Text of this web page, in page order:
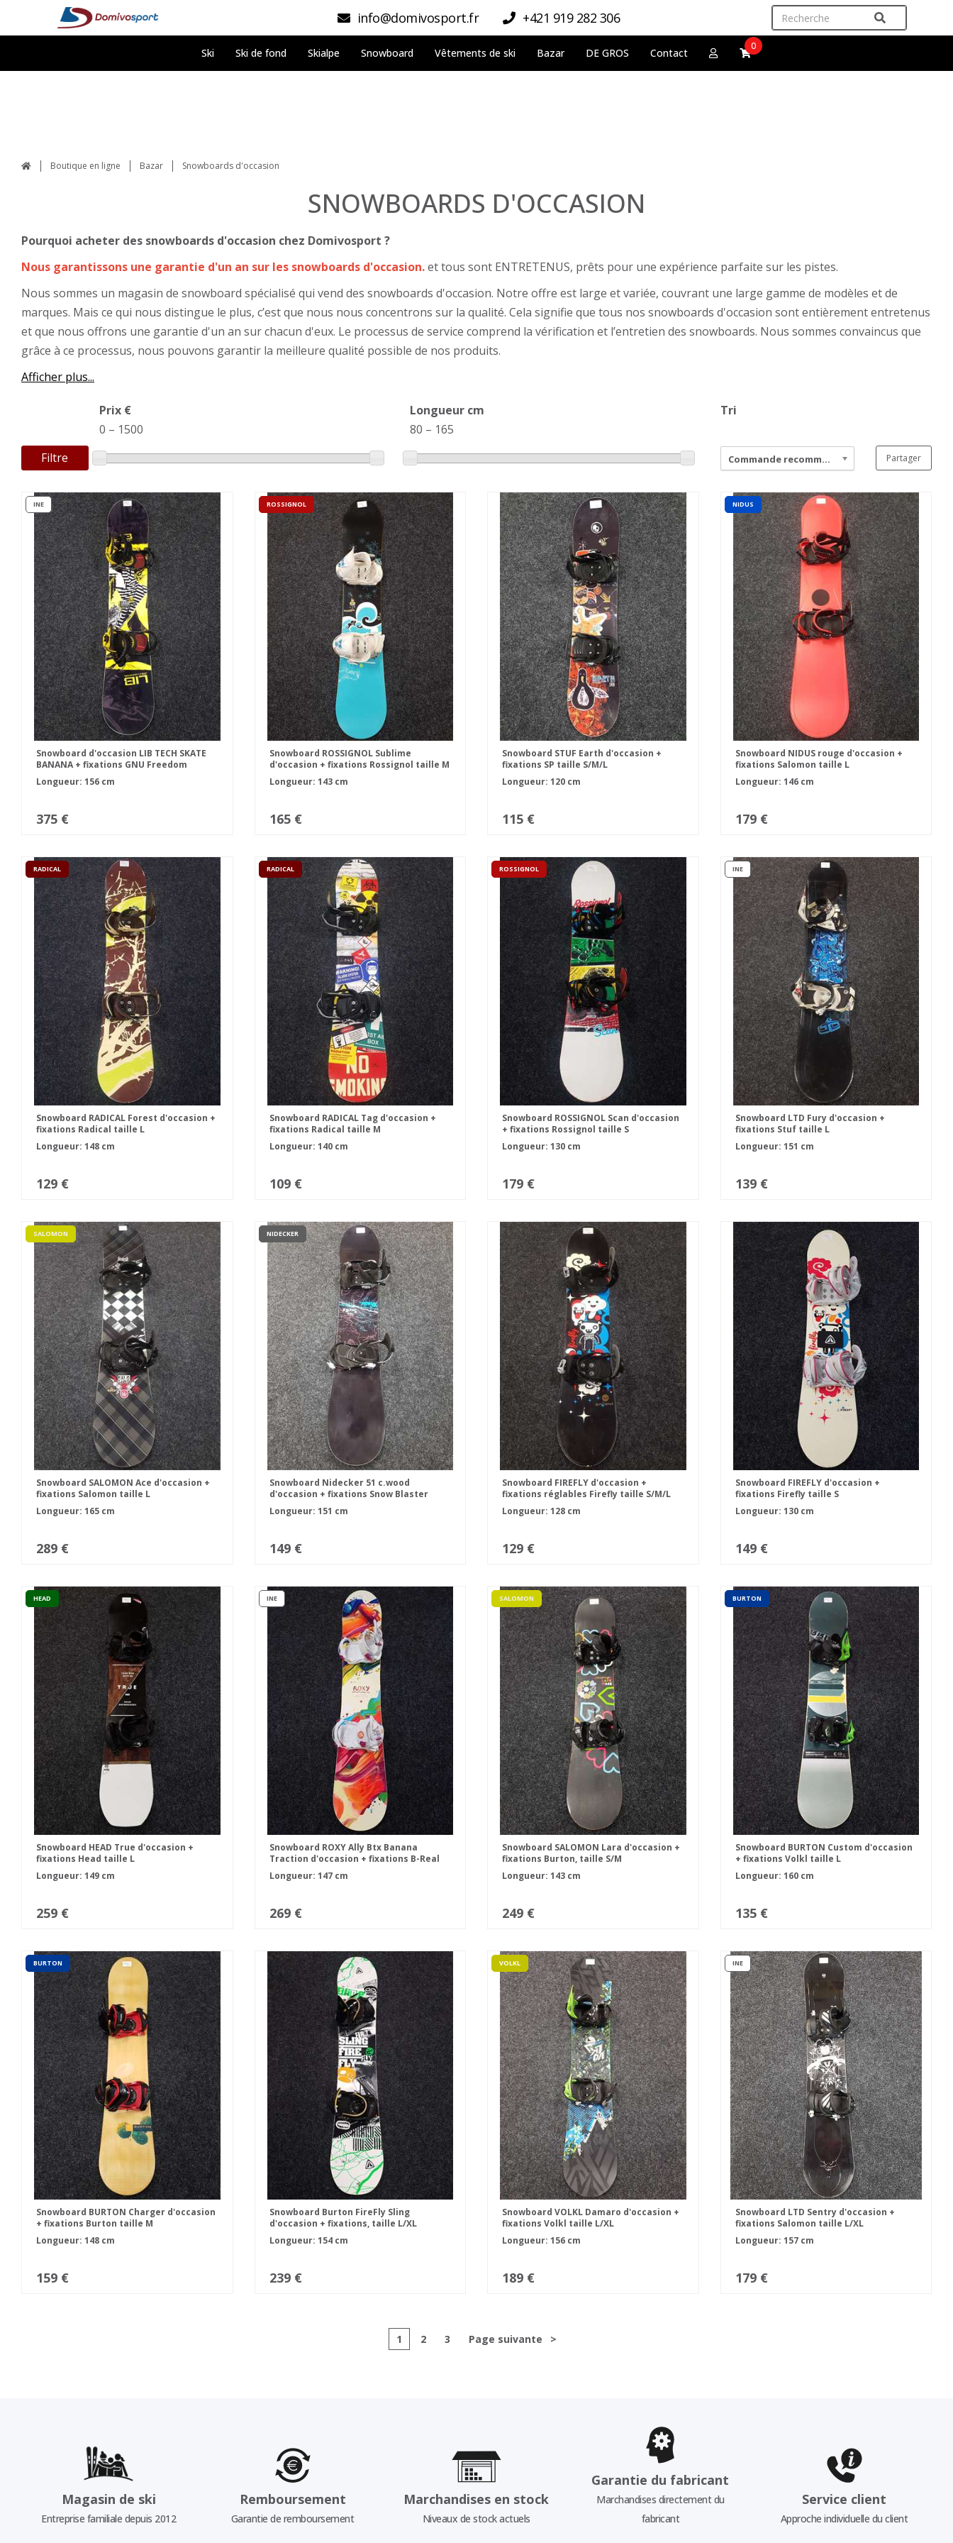
info@domivosport.fr +421 919 282 306
Ski Ski de fond Skialpe Snowboard Vêtements de ski Bazar DE GROS Contact
0
Boutique en ligne Bazar Snowboards d'occasion
SNOWBOARDS D'OCCASION
Pourquoi acheter des snowboards d'occasion chez Domivosport ?
Nous garantissons une garantie d'un an sur les snowboards d'occasion.et tous sont ENTRETENUS, prêts pour une expérience parfaite sur les pistes.
Nous sommes un magasin de snowboard spécialisé qui vend des snowboards d'occasion. Notre offre est large et variée, couvrant une large gamme de modèles et de
marques. Mais ce qui nous distingue le plus, c’est que nous nous concentrons sur la qualité. Cela signifie que tous nos snowboards d'occasion sont entièrement entretenus
et que nous offrons une garantie d'un an sur chacun d'eux. Le processus de service comprend la vérification et l’entretien des snowboards. Nous sommes convaincus que
grâce à ce processus, nous pouvons garantir la meilleure qualité possible de nos produits.
Afficher plus...
Filtre
Prix €
0 – 1500
Longueur cm
80 – 165
Tri
Commande recommandée Partager
INE
Snowboard d'occasion LIB TECH SKATE
BANANA + fixations GNU Freedom
FASTEC taille L
Longueur: 156 cm
375 €
ROSSIGNOL
Snowboard ROSSIGNOL Sublime
d'occasion + fixations Rossignol taille M
Longueur: 143 cm
165 €
Snowboard STUF Earth d'occasion +
fixations SP taille S/M/L
Longueur: 120 cm
115 €
NIDUS
Snowboard NIDUS rouge d'occasion +
fixations Salomon taille L
Longueur: 146 cm
179 €
RADICAL
Snowboard RADICAL Forest d'occasion +
fixations Radical taille L
Longueur: 148 cm
129 €
RADICAL
Snowboard RADICAL Tag d'occasion +
fixations Radical taille M
Longueur: 140 cm
109 €
ROSSIGNOL
Snowboard ROSSIGNOL Scan d'occasion
+ fixations Rossignol taille S
Longueur: 130 cm
179 €
INE
Snowboard LTD Fury d'occasion +
fixations Stuf taille L
Longueur: 151 cm
139 €
SALOMON
Snowboard SALOMON Ace d'occasion +
fixations Salomon taille L
Longueur: 165 cm
289 €
NIDECKER
Snowboard Nidecker 51 c.wood
d'occasion + fixations Snow Blaster
taille L
Longueur: 151 cm
149 €
Snowboard FIREFLY d'occasion +
fixations réglables Firefly taille S/M/L
Longueur: 128 cm
129 €
Snowboard FIREFLY d'occasion +
fixations Firefly taille S
Longueur: 130 cm
149 €
HEAD
Snowboard HEAD True d'occasion +
fixations Head taille L
Longueur: 149 cm
259 €
INE
Snowboard ROXY Ally Btx Banana
Traction d'occasion + fixations B-Real
Fastec taille S
Longueur: 147 cm
269 €
SALOMON
Snowboard SALOMON Lara d'occasion +
fixations Burton, taille S/M
Longueur: 143 cm
249 €
BURTON
Snowboard BURTON Custom d'occasion
+ fixations Volkl taille L
Longueur: 160 cm
135 €
BURTON
Snowboard BURTON Charger d'occasion
+ fixations Burton taille M
Longueur: 148 cm
159 €
Snowboard Burton FireFly Sling
d'occasion + fixations, taille L/XL
Longueur: 154 cm
239 €
VOLKL
Snowboard VOLKL Damaro d'occasion +
fixations Volkl taille L/XL
Longueur: 156 cm
189 €
INE
Snowboard LTD Sentry d'occasion +
fixations Salomon taille L/XL
Longueur: 157 cm
179 €
1 2 3 Page suivante >
Magasin de ski
Entreprise familiale depuis 2012
Remboursement
Garantie de remboursement
Marchandises en stock
Niveaux de stock actuels
Garantie du fabricant
Marchandises directement du
fabricant
Service client
Approche individuelle du client